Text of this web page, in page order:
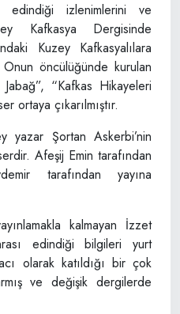
edindiği izlenimlerini ve
Kafkasya Dergisinde
Kuzey Kafkasyalılara
Onun öncülüğünde kurulan
“Kafkas Hikayeleri
ortaya çıkarılmıştır.
yazar Şortan Askerbi’nin
Afeşij Emin tarafından
tarafından yayına
kalmayan İzzet
edindiği bilgileri yurt
olarak katıldığı bir çok
ve değişik dergilerde